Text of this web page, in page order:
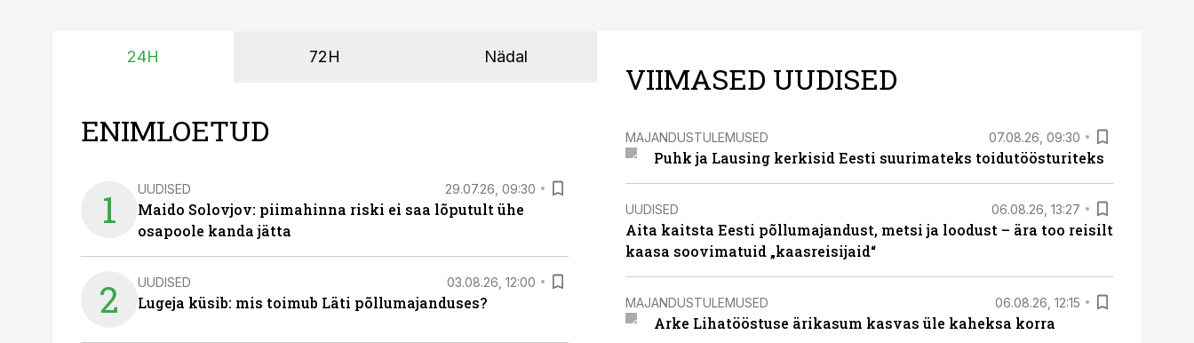
24H 72H Nädal
ENIMLOETUD
1 UUDISED 29.07.26, 09:30
Maido Solovjov: piimahinna riski ei saa lõputult ühe
osapoole kanda jätta
2 UUDISED 03.08.26, 12:00
Lugeja küsib: mis toimub Läti põllumajanduses?
VIIMASED UUDISED
MAJANDUSTULEMUSED 07.08.26, 09:30
Puhk ja Lausing kerkisid Eesti suurimateks toidutöösturiteks
UUDISED 06.08.26, 13:27
Aita kaitsta Eesti põllumajandust, metsi ja loodust – ära too reisilt
kaasa soovimatuid „kaasreisijaid“
MAJANDUSTULEMUSED 06.08.26, 12:15
Arke Lihatööstuse ärikasum kasvas üle kaheksa korra